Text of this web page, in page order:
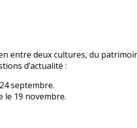
entre deux cultures, du
d’actualité :
septembre.
le 19 novembre.